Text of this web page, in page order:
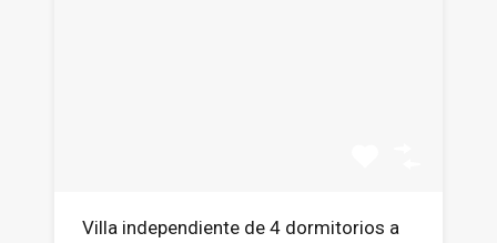
Villa independiente de 4 dormitorios a